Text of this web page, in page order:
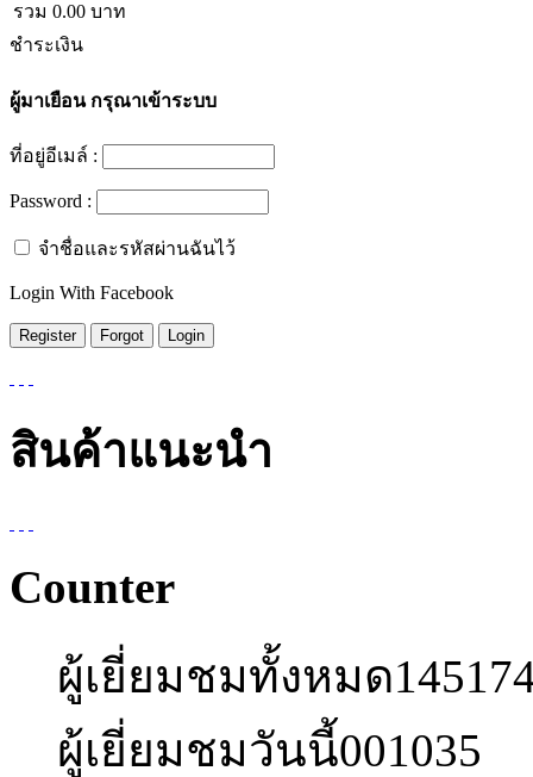
รวม 0.00 บาท
ชำระเงิน
ผู้มาเยือนกรุณาเข้าระบบ
ที่อยู่อีเมล์ :
Password :
จำชื่อและรหัสผ่านฉันไว้
Login With Facebook
สินค้าแนะนำ
Counter
ผู้เยี่ยมชมทั้งหมด
ผู้เยี่ยมชมวันนี้001035